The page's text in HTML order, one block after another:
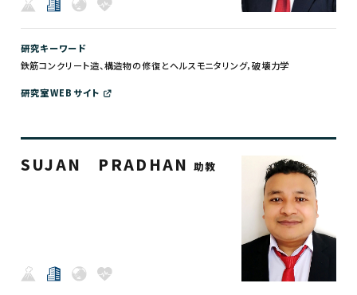
研究キーワード
鉄筋コンクリート造、構造物の修復とヘルスモニタリング，破壊力学
研究室WEBサイト
SUJAN PRADHAN 助教